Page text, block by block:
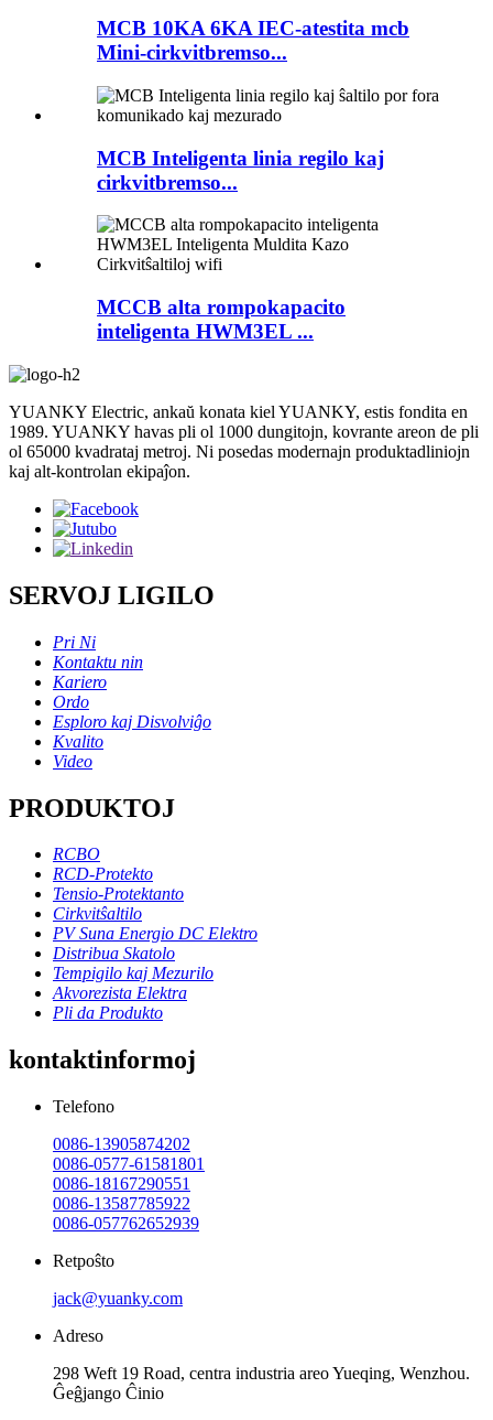
MCB 10KA 6KA IEC-atestita mcb
Mini-cirkvitbremso...
MCB Inteligenta linia regilo kaj
cirkvitbremso...
MCCB alta rompokapacito
inteligenta HWM3EL ...
YUANKY Electric, ankaŭ konata kiel YUANKY, estis fondita en
1989. YUANKY havas pli ol 1000 dungitojn, kovrante areon de pli
ol 65000 kvadrataj metroj. Ni posedas modernajn produktadliniojn
kaj alt-kontrolan ekipaĵon.
SERVOJ LIGILO
Pri Ni
Kontaktu nin
Kariero
Ordo
Esploro kaj Disvolviĝo
Kvalito
Video
PRODUKTOJ
RCBO
RCD-Protekto
Tensio-Protektanto
Cirkvitŝaltilo
PV Suna Energio DC Elektro
Distribua Skatolo
Tempigilo kaj Mezurilo
Akvorezista Elektra
Pli da Produkto
kontaktinformoj
Telefono
0086-13905874202
0086-0577-61581801
0086-18167290551
0086-13587785922
0086-057762652939
Retpoŝto
jack@yuanky.com
Adreso
298 Weft 19 Road, centra industria areo Yueqing, Wenzhou.
Ĝeĝjango Ĉinio